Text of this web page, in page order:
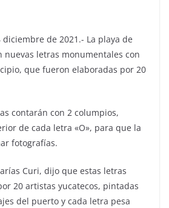
de 2021.- La playa de
nuevas letras monumentales con
que fueron elaboradas por 20
contarán con 2 columpios,
de cada letra «O», para que la
fotografías.
Curi, dijo que estas letras
20 artistas yucatecos, pintadas
del puerto y cada letra pesa